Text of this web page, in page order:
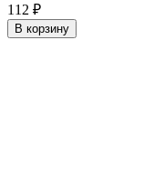
112 ₽
В корзину